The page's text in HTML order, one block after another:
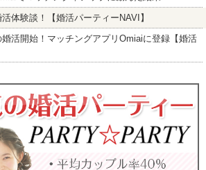
体験談！【婚活パーティーNAVI】
活開始！マッチングアプリOmiaiに登録【婚活